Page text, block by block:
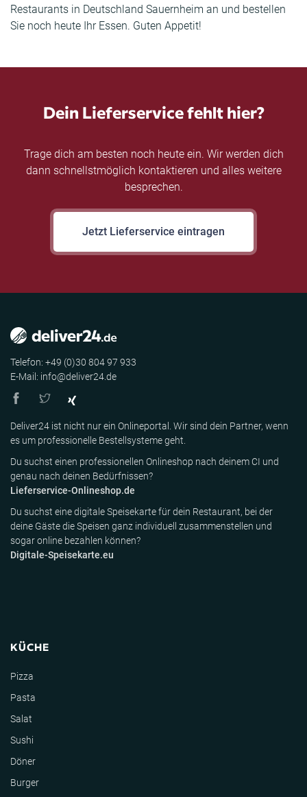
Restaurants in Deutschland Sauernheim an und bestellen
Sie noch heute Ihr Essen. Guten Appetit!
Dein Lieferservice fehlt hier?
Trage dich am besten noch heute ein. Wir werden dich
dann schnellstmöglich kontaktieren und alles weitere
besprechen.
Jetzt Lieferservice eintragen
Telefon: +49 (0)30 804 97 933
E-Mail: info@deliver24.de
Deliver24 ist nicht nur ein Onlineportal. Wir sind dein Partner, wenn
es um professionelle Bestellsysteme geht.
Du suchst einen professionellen Onlineshop nach deinem CI und
genau nach deinen Bedürfnissen?
Lieferservice-Onlineshop.de
Du suchst eine digitale Speisekarte für dein Restaurant, bei der
deine Gäste die Speisen ganz individuell zusammenstellen und
sogar online bezahlen können?
Digitale-Speisekarte.eu
KÜCHE
Pizza
Pasta
Salat
Sushi
Döner
Burger